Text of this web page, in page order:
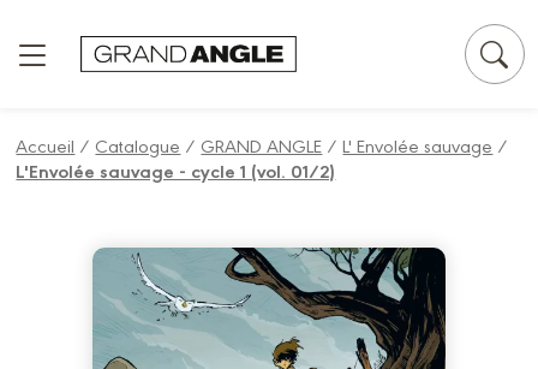
Accueil / Catalogue / GRAND ANGLE /L' Envolée sauvage /
L'Envolée sauvage - cycle 1 (vol. 01/2)